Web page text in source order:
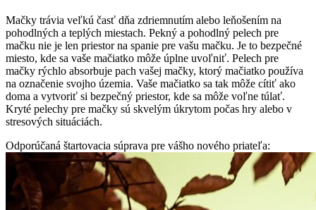
Mačky trávia veľkú časť dňa zdriemnutím alebo leňošením na
pohodlných a teplých miestach. Pekný a pohodlný pelech pre
mačku nie je len priestor na spanie pre vašu mačku. Je to bezpečné
miesto, kde sa vaše mačiatko môže úplne uvoľniť. Pelech pre
mačky rýchlo absorbuje pach vašej mačky, ktorý mačiatko používa
na označenie svojho územia. Vaše mačiatko sa tak môže cítiť ako
doma a vytvoriť si bezpečný priestor, kde sa môže voľne túlať.
Kryté pelechy pre mačky sú skvelým úkrytom počas hry alebo v
stresových situáciách.
Odporúčaná štartovacia súprava pre vášho nového priateľa: